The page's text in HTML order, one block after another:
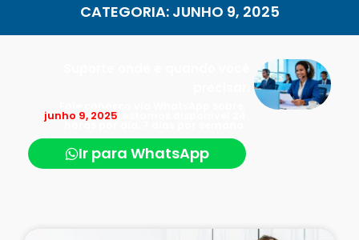
CATEGORIA: JUNHO 9, 2025
junho 9, 2025
horas por dia, 7 dias por semana.
Ir para WhatsApp